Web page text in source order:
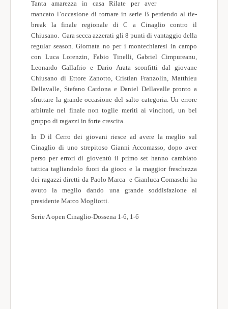
Società Sportive
World Wide
Meteo
Tanta amarezza in casa Rilate per aver
mancato l’occasione di tornare in serie B perdendo al tie-
break la finale regionale di C a Cinaglio contro il
Chiusano. Gara secca azzerati gli 8 punti di vantaggio della
regular season. Giornata no per i montechiaresi in campo
con Luca Lorenzin, Fabio Tinelli, Gabriel Cimpureanu,
Leonardo Gallafrio e Dario Arata sconfitti dal giovane
Chiusano di Ettore Zanotto, Cristian Franzolin, Matthieu
Dellavalle, Stefano Cardona e Daniel Dellavalle pronto a
sfruttare la grande occasione del salto categoria. Un errore
arbitrale nel finale non toglie meriti ai vincitori, un bel
gruppo di ragazzi in forte crescita.
In D il Cerro dei giovani riesce ad avere la meglio sul
Cinaglio di uno strepitoso Gianni Accomasso, dopo aver
perso per errori di gioventù il primo set hanno cambiato
tattica tagliandolo fuori da gioco e la maggior freschezza
dei ragazzi diretti da Paolo Marca e Gianluca Comaschi ha
avuto la meglio dando una grande soddisfazione al
presidente Marco Mogliotti.
Serie A open Cinaglio-Dossena 1-6, 1-6